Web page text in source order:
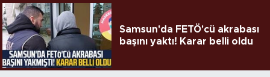
Samsun'da FETÖ'cü akrabası
başını yaktı! Karar belli oldu